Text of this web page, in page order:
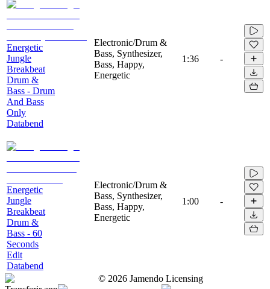
Energetic
Jungle
Breakbeat
Drum &
Bass - Drum
And Bass
Only
Databend
Electronic/Drum &
Bass, Synthesizer,
Bass, Happy,
Energetic
1:36 -
Energetic
Jungle
Breakbeat
Drum &
Bass - 60
Seconds
Edit
Databend
Electronic/Drum &
Bass, Synthesizer,
Bass, Happy,
Energetic
1:00 -
© 2026 Jamendo Licensing